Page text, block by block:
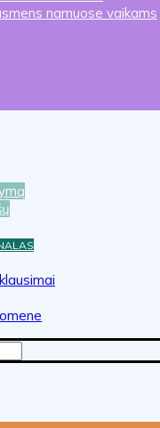
namuose vaikams